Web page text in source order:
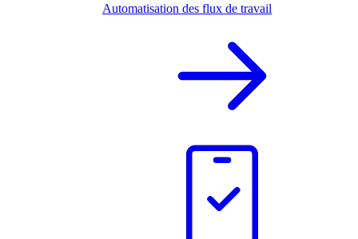
Automatisation des flux de travail